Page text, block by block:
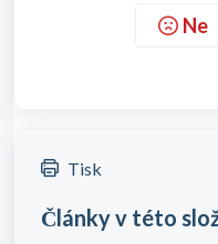
Ne
Tisk
Články v této